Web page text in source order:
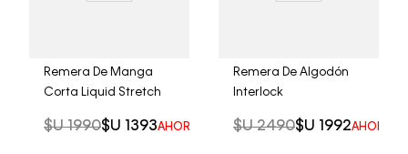
Remera De Manga
Corta Liquid Stretch
$U 1990$U 1393AHORRO DEL 30%
Remera De Algodón
Interlock
$U 2490$U 1992AHORRO